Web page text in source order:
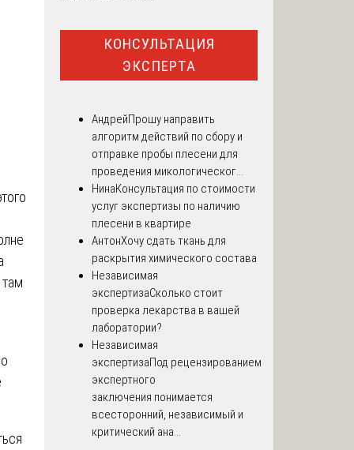
КОНСУЛЬТАЦИЯ
ЭКСПЕРТА
АндрейПрошу направить
алгоритм действий по сбору и
отправке пробы плесени для
проведения микологическог...
НинаКонсультация по стоимости
услуг экспертизы по наличию
плесени в квартире
АнтонХочу сдать ткань для
раскрытия химического состава
Независимая
экспертизаСколько стоит
проверка лекарства в вашей
лаборатории?
Независимая
экспертизаПод рецензированием
экспертного
заключения понимается
всесторонний, независимый и
критический ана...